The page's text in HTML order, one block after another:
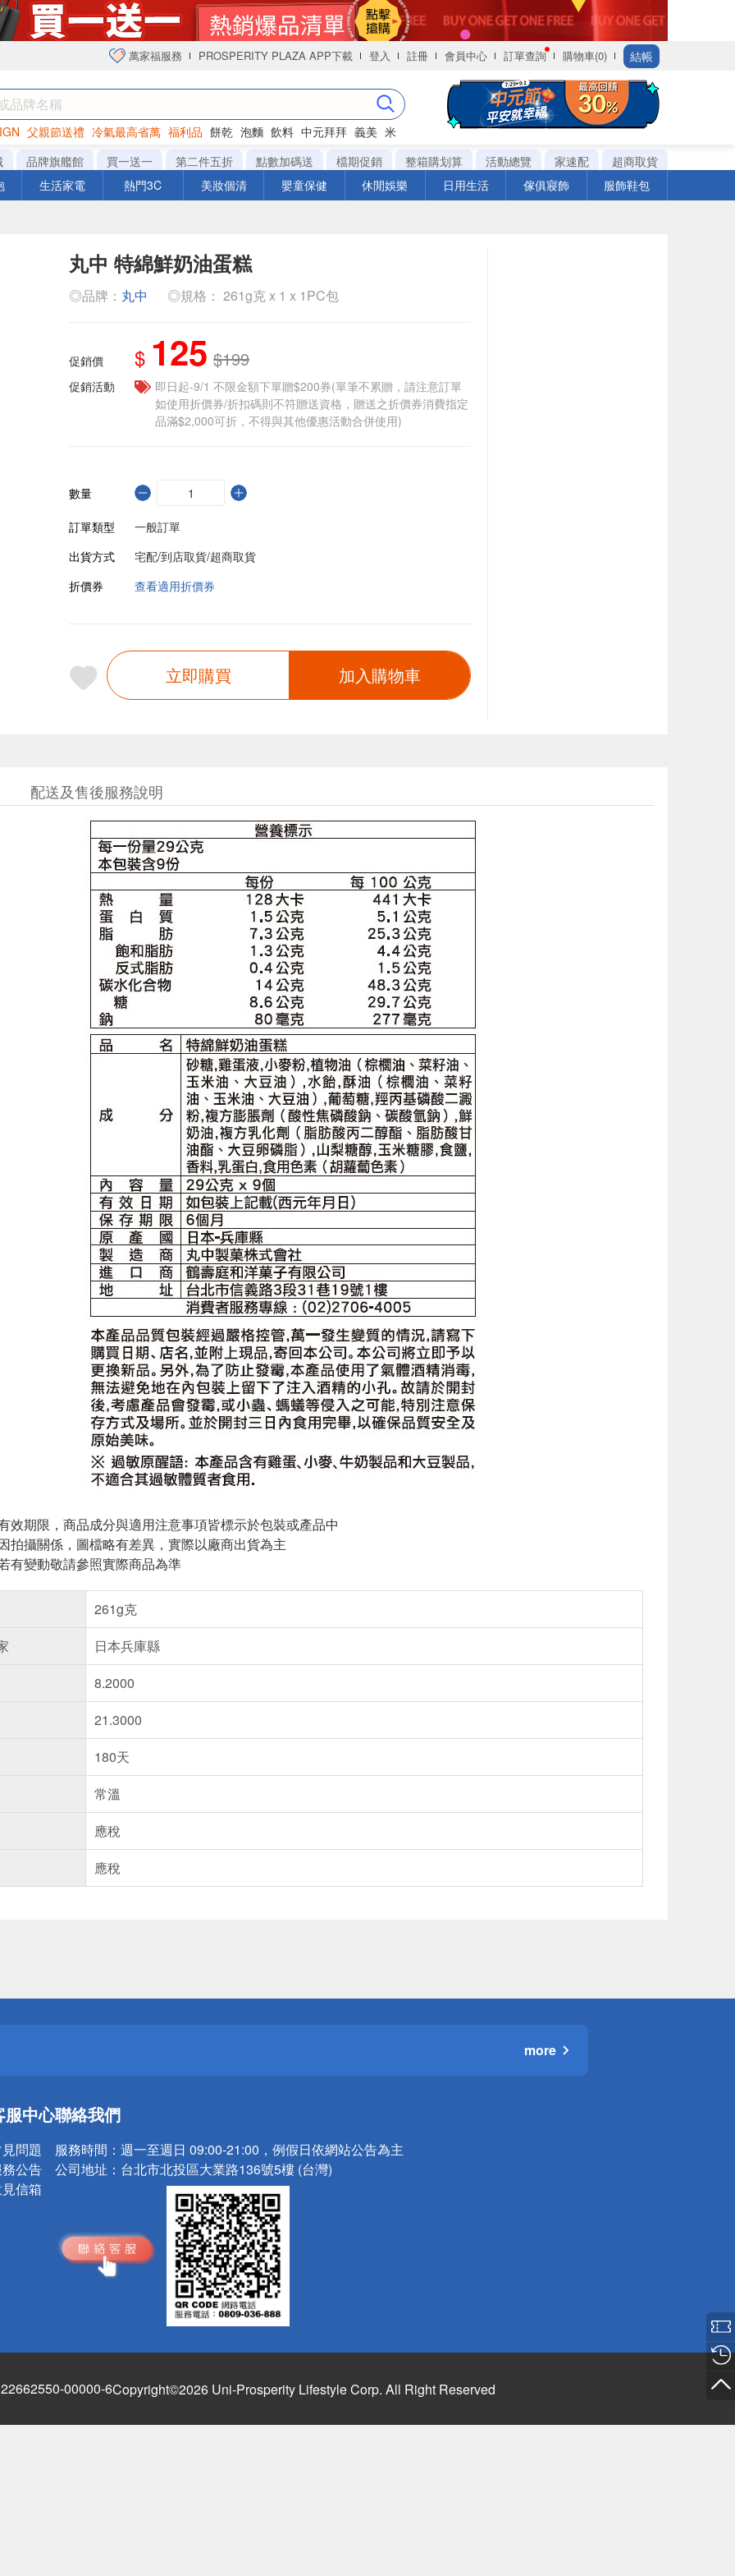
萬家福服務 PROSPERITY PLAZA APP下載 登入 註冊 會員中心 訂單查詢 購物車(0) 結帳
父親節送禮 冷氣最高省萬 福利品 餅乾 泡麵 飲料 中元拜拜 義美 米
衛生紙
品牌旗艦館 買一送一 第二件五折 點數加碼送 檔期促銷 整箱購划算 活動總覽 家速配
超商取貨
生活家電 熱門3C 美妝個清 嬰童保健 休閒娛樂 日用生活 傢俱寢飾 服飾鞋包
丸中 特綿鮮奶油蛋糕
◎品牌： 丸中 ◎規格： 261g克 x 1 x 1PC包
促銷價 $ 125 $199
促銷活動
即日起-9/1 不限金額下單贈$200券(單筆不累贈，請注意訂單
如使用折價券/折扣碼則不符贈送資格，贈送之折價券消費指定
品滿$2,000可折，不得與其他優惠活動合併使用)
數量
訂單類型
一般訂單
出貨方式
宅配/到店取貨/超商取貨
折價券
查看適用折價券
立即購買 加入購物車
配送及售後服務說明
效期限，商品成分與適用注意事項皆標示於包裝或產品中
拍攝關係，圖檔略有差異，實際以廠商出貨為主
有變動敬請參照實際商品為準
261g克
日本兵庫縣
8.2000
21.3000
180天
常溫
應稅
應稅
小心！
小心！
more
服中心
問題
公告
信箱
聯絡我們
服務時間： 週一至週日 09:00-21:00，例假日依網站公告為主
公司地址： 台北市北投區大業路136號5樓 (台灣)
00000-6Copyright©2026 Uni-Prosperity Lifestyle Corp. All Right Reserved